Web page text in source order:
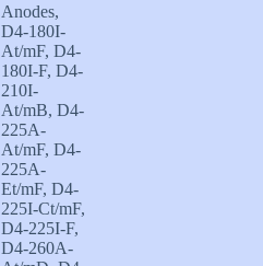
Anodes,
D4-180I-
At/mF,D4-
180I-F,D4-
210I-
At/mB,D4-
225A-
At/mF,D4-
225A-
Et/mF,D4-
225I-Ct/mF,
D4-225I-F,
D4-260A-